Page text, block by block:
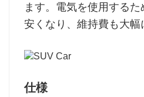
ます。電気を使用する
安くなり、維持費も大幅
仕様